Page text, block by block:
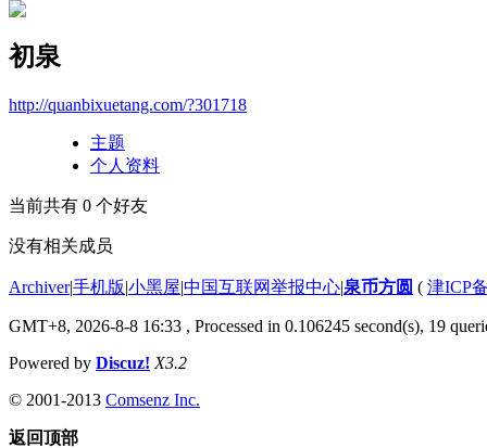
初泉
http://quanbixuetang.com/?301718
主题
个人资料
当前共有 0 个好友
没有相关成员
Archiver|手机版|小黑屋|中国互联网举报中心|泉币方圆 ( 津ICP
GMT+8, 2026-8-8 16:33 , Processed in 0.106245 second(s), 19
Powered by Discuz! X3.2
© 2001-2013 Comsenz Inc.
返回顶部